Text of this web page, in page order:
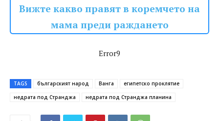
Вижте какво правят в коремчето на
мама преди раждането
Error9
TAGS българският народ Ванга
египетско проклятие
недрата под Странджа
недрата под Странджа планина